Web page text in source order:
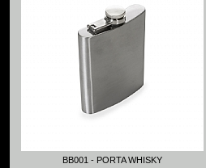
BB001 - PORTA WHISKY